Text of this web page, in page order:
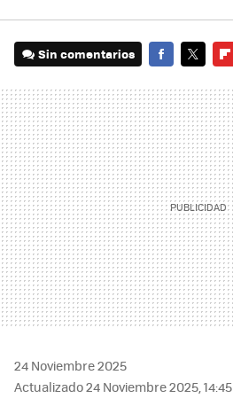
Sin comentarios
24 Noviembre 2025
Actualizado 24 Noviembre 2025, 14:45